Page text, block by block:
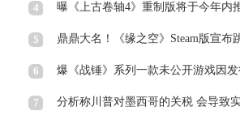
4
5
6
7